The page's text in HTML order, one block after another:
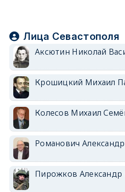
Лица Севастополя
Аксютин Николай
Крошицкий Михаил
Колесов Михаил
Романович
Пирожков Александр